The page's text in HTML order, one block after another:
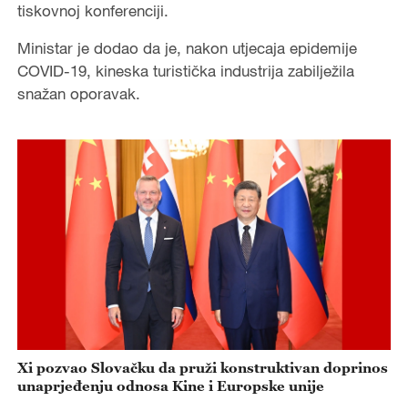
tiskovnoj konferenciji.
Ministar je dodao da je, nakon utjecaja epidemije
COVID-19, kineska turistička industrija zabilježila
snažan oporavak.
Xi pozvao Slovačku da pruži konstruktivan doprinos
unaprjeđenju odnosa Kine i Europske unije